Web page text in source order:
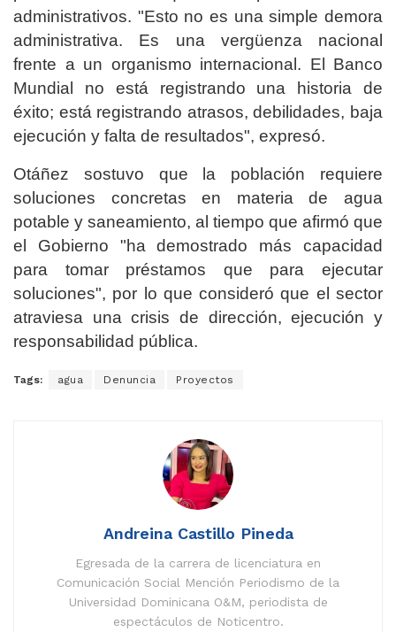
administrativos. "Esto no es una simple demora
administrativa. Es una vergüenza nacional
frente a un organismo internacional. El Banco
Mundial no está registrando una historia de
éxito; está registrando atrasos, debilidades, baja
ejecución y falta de resultados", expresó.
Otáñez sostuvo que la población requiere
soluciones concretas en materia de agua
potable y saneamiento, al tiempo que afirmó que
el Gobierno "ha demostrado más capacidad
para tomar préstamos que para ejecutar
soluciones", por lo que consideró que el sector
atraviesa una crisis de dirección, ejecución y
responsabilidad pública.
Tags: agua Denuncia Proyectos
Andreina Castillo Pineda
Egresada de la carrera de licenciatura en
Comunicación Social Mención Periodismo de la
Universidad Dominicana O&M, periodista de
espectáculos de Noticentro.